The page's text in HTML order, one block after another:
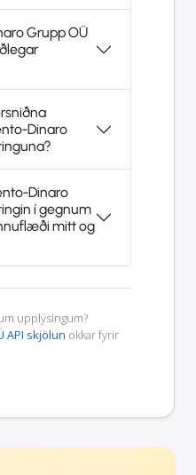
Grupp OÜ
Dinaro
Dinaro
í gegnum
mitt og
upplýsingum?
API skjölun okkar fyrir